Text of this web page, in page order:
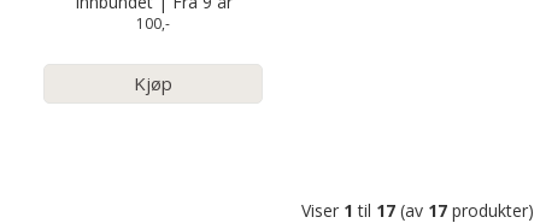
100,-
Kjøp
Viser 1 til 17 (av 17 produkter)